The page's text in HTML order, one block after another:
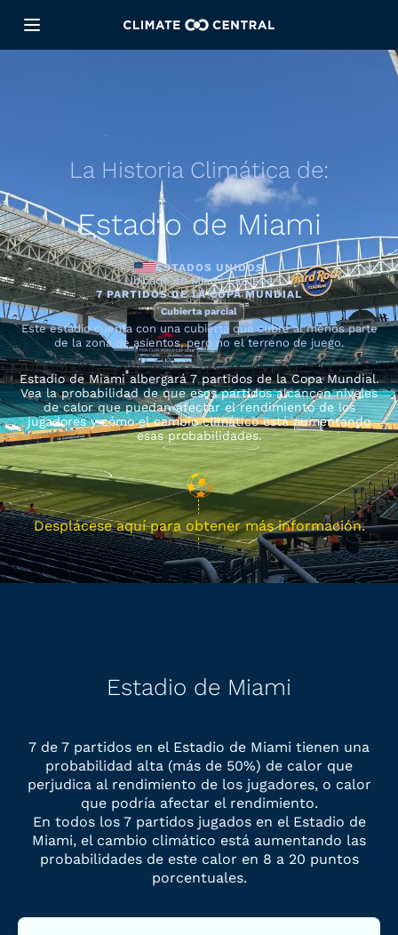
La Historia Climática de:
Estadio de Miami
ESTADOS UNIDOS
Ubicado en Miami Gardens
7 PARTIDOS DE LA COPA MUNDIAL
Cubierta parcial
Este estadio cuenta con una cubierta que cubre al menos parte
de la zona de asientos, pero no el terreno de juego.
Estadio de Miami albergará 7 partidos de la Copa Mundial.
Vea la probabilidad de que esos partidos alcancen niveles
de calor que puedan afectar el rendimiento de los
jugadores y cómo el cambio climático está aumentando
esas probabilidades.
Desplácese aquí para obtener más información.
Estadio de Miami
7 de 7 partidos en el Estadio de Miami tienen una
probabilidad alta (más de 50%) de calor que
perjudica al rendimiento de los jugadores, o calor
que podría afectar el rendimiento.
En todos los 7 partidos jugados en el Estadio de
Miami, el cambio climático está aumentando las
probabilidades de este calor en 8 a 20 puntos
porcentuales.